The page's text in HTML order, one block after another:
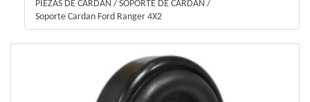
PIEZAS DE CARDAN / SOPORTE DE CARDAN /
Soporte Cardan Ford Ranger 4X2